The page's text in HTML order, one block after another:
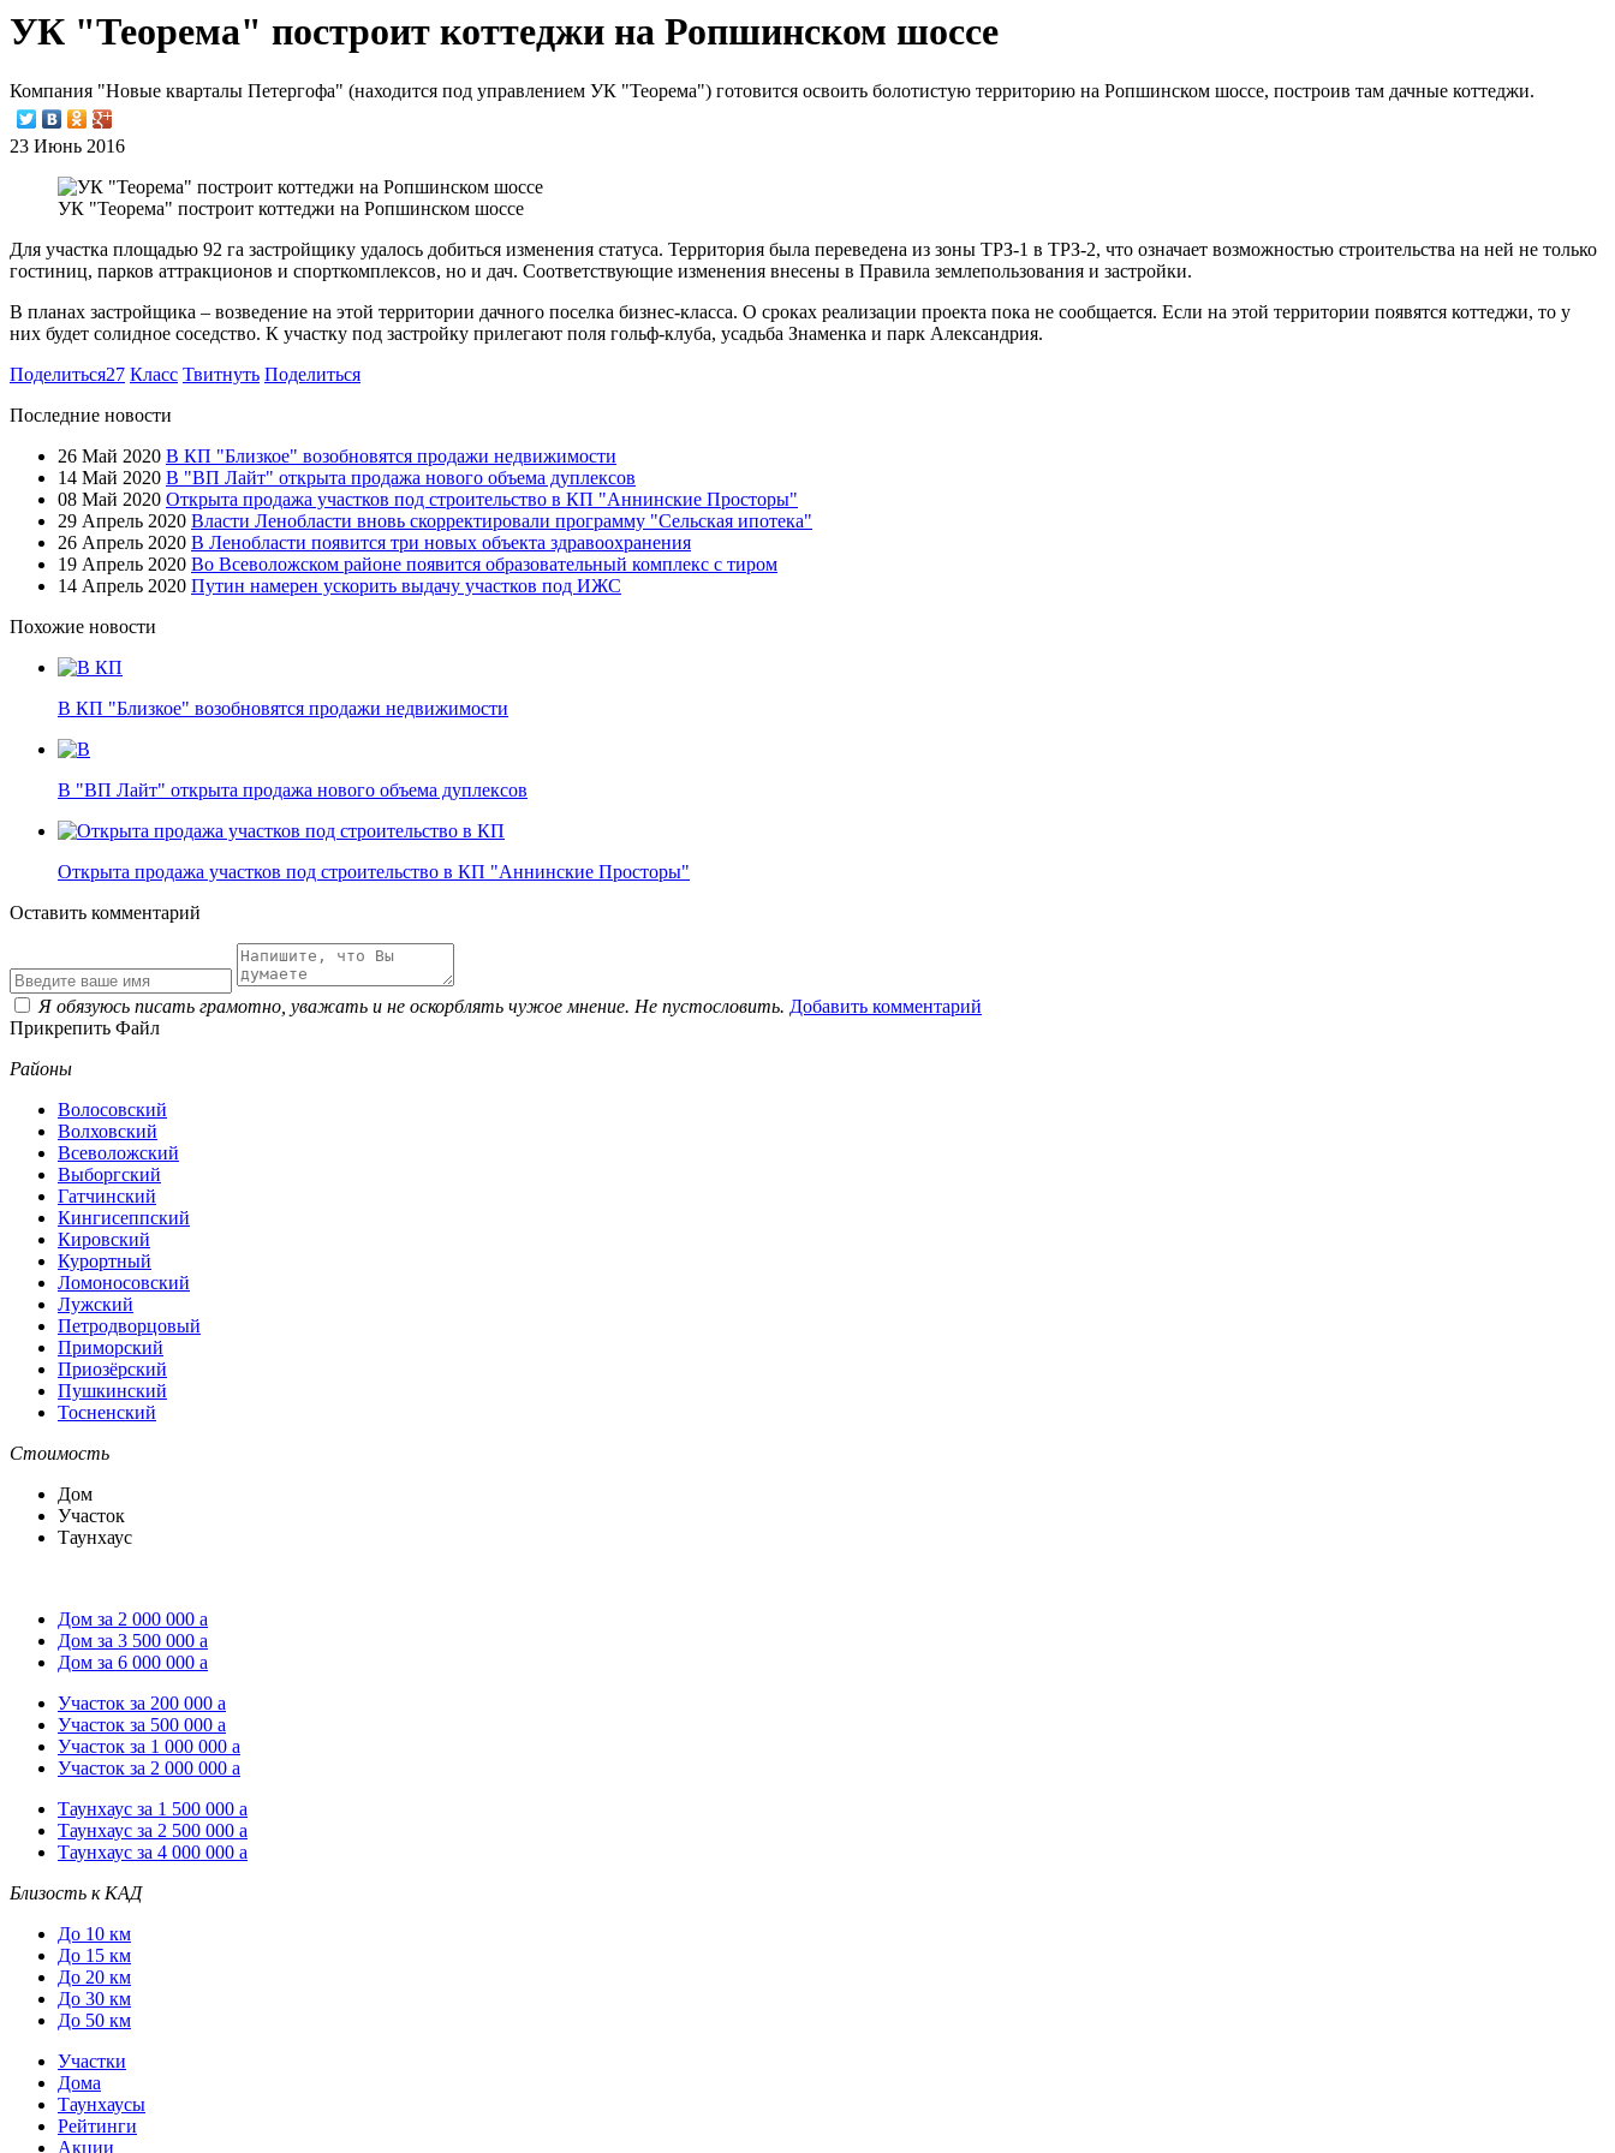
УК "Теорема" построит коттеджи на Ропшинском шоссе
Компания "Новые кварталы Петергофа" (находится под управлением УК "Теорема") готовится освоить болотистую территорию на Ропшинском шоссе, построив там дачные коттеджи.
23 Июнь 2016
УК "Теорема" построит коттеджи на Ропшинском шоссе
Для участка площадью 92 га застройщику удалось добиться изменения статуса. Территория была переведена из зоны ТРЗ-1 в ТРЗ-2, что означает возможностью строительства на ней не только
гостиниц, парков аттракционов и спорткомплексов, но и дач. Соответствующие изменения внесены в Правила землепользования и застройки.
В планах застройщика – возведение на этой территории дачного поселка бизнес-класса. О сроках реализации проекта пока не сообщается. Если на этой территории появятся коттеджи, то у
них будет солидное соседство. К участку под застройку прилегают поля гольф-клуба, усадьба Знаменка и парк Александрия.
Поделиться27 Класс Твитнуть Поделиться
Последние новости
26 Май 2020 В КП "Близкое" возобновятся продажи недвижимости
14 Май 2020 В "ВП Лайт" открыта продажа нового объема дуплексов
08 Май 2020 Открыта продажа участков под строительство в КП "Аннинские Просторы"
29 Апрель 2020 Власти Ленобласти вновь скорректировали программу "Сельская ипотека"
26 Апрель 2020 В Ленобласти появится три новых объекта здравоохранения
19 Апрель 2020 Во Всеволожском районе появится образовательный комплекс с тиром
14 Апрель 2020 Путин намерен ускорить выдачу участков под ИЖС
Похожие новости
В КП "Близкое" возобновятся продажи недвижимости
В "ВП Лайт" открыта продажа нового объема дуплексов
Открыта продажа участков под строительство в КП "Аннинские Просторы"
Оставить комментарий
Я обязуюсь писать грамотно, уважать и не оскорблять чужое мнение. Не пустословить. Добавить комментарий
Прикрепить Файл
Районы
Волосовский
Волховский
Всеволожский
Выборгский
Гатчинский
Кингисеппский
Кировский
Курортный
Ломоносовский
Лужский
Петродворцовый
Приморский
Приозёрский
Пушкинский
Тосненский
Стоимость
Дом
Участок
Таунхаус
Дом за 2 000 000 a
Дом за 3 500 000 a
Дом за 6 000 000 a
Участок за 200 000 a
Участок за 500 000 a
Участок за 1 000 000 a
Участок за 2 000 000 a
Таунхаус за 1 500 000 a
Таунхаус за 2 500 000 a
Таунхаус за 4 000 000 a
Близость к КАД
До 10 км
До 15 км
До 20 км
До 30 км
До 50 км
Участки
Дома
Таунхаусы
Рейтинги
Акции